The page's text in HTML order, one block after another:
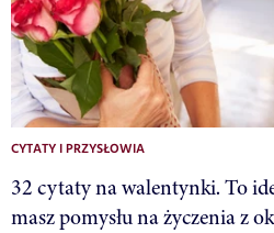
CYTATY I PRZYSŁOWIA
32 cytaty na walentynki. To
masz pomysłu na życzenia z